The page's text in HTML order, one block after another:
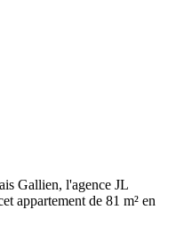
Gallien, l'agence JL
appartement de 81 m² en